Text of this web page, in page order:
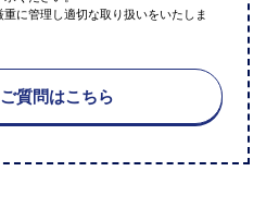
に管理し適切な取り扱いをいたしま
質問はこちら